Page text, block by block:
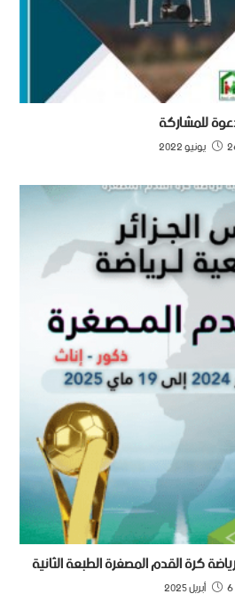
للمشاركة
2022
كرة القدم المصغرة الطبعة الثانية
6 أبريل 2025